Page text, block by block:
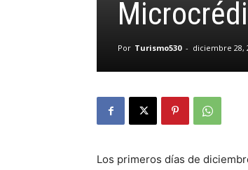
Por Turismo530 - diciembre 28,
Los primeros días de